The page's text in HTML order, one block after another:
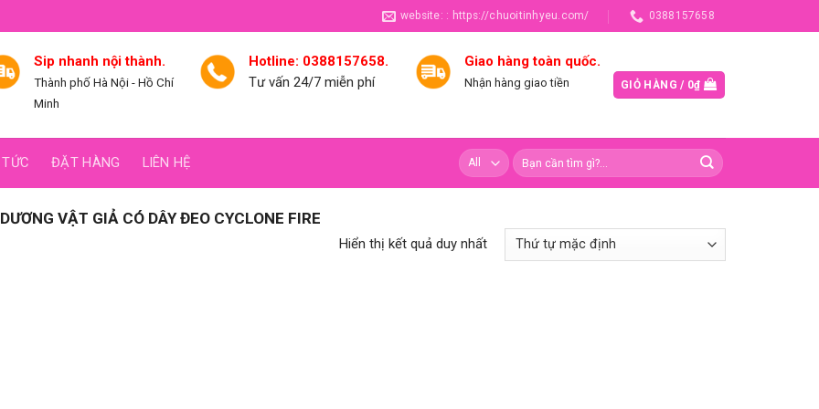
website: : https://chuoitinhyeu.com/ 0388157658
Sip nhanh nội thành.
Thành phố Hà Nội - Hồ Chí
Minh
Hotline: 0388157658.
Tư vấn 24/7 miễn phí
Giao hàng toàn quốc.
Nhận hàng giao tiền GIỎ HÀNG / 0₫
ĐẶT HÀNG LIÊN HỆ
VẬT GIẢ CÓ DÂY ĐEO CYCLONE FIRE
Hiển thị kết quả duy nhất